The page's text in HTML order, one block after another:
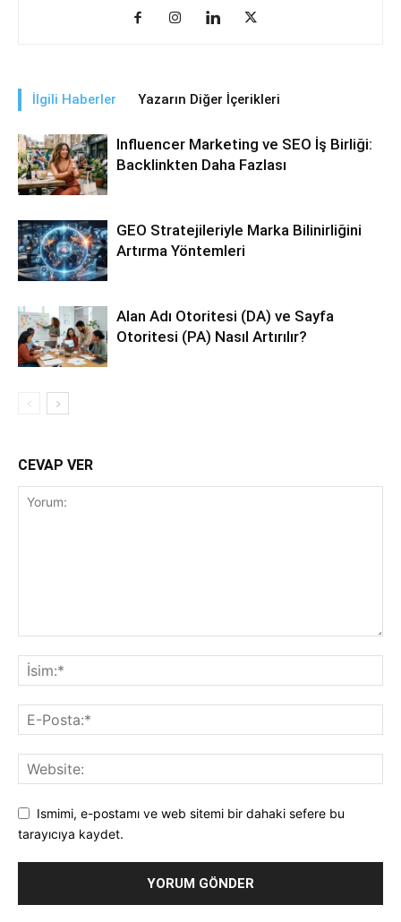
İlgili Haberler Yazarın Diğer İçerikleri
Influencer Marketing ve SEO İş Birliği:
Backlinkten Daha Fazlası
GEO Stratejileriyle Marka Bilinirliğini
Artırma Yöntemleri
Alan Adı Otoritesi (DA) ve Sayfa
Otoritesi (PA) Nasıl Artırılır?
CEVAP VER
Ismimi, e-postamı ve web sitemi bir dahaki sefere bu
tarayıcıya kaydet.